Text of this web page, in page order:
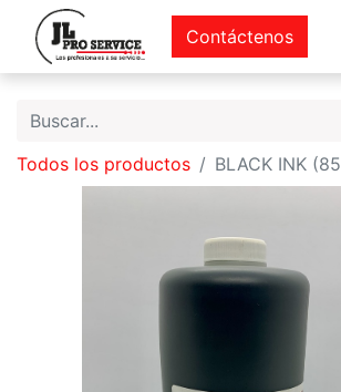
Contáctenos
Todos los productos BLACK INK